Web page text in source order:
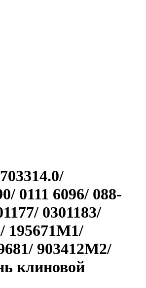
0111 6096/ 088-
0301183/
195671M1/
903412M2/
клиновой